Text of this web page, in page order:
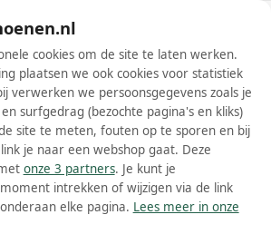
Wis filters Alle filters
par M
laarzen
cookies om de site te laten werken.
plaatsen we ook cookies voor statistiek
verwerken we persoonsgegevens zoals je
surfgedrag (bezochte pagina's en kliks)
site te meten, fouten op te sporen en bij
je naar een webshop gaat. Deze
onze 3 partners. Je kunt je
intrekken of wijzigen via de link
elke pagina. Lees meer in onze